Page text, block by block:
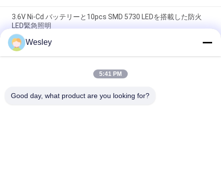
3.6V Ni-Cd バッテリーと10pcs SMD 5730 LEDを搭載した防火
LED緊急照明
防火ABS LED緊急用ライト 10pcs SMD 5730 LED と 3.6V 1.8Ah
Ni-Cd バッテリー
緊急用 リチャージ可能なLEDライト Ni-Cd電池と防火ABS 3時間
Wesley
5:41 PM
Good day, what product are you looking for?